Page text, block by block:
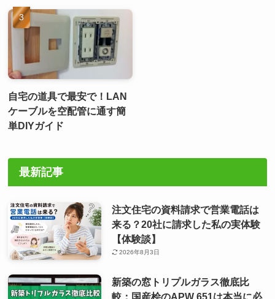
自宅の道具で最安で！LAN
ケーブルを空配管に通す簡
単DIYガイド
最新記事
注文住宅の資料請求で営業電話は
来る？20社に請求した私の実体験
【体験談】
2026年8月3日
新築の窓トリプルガラス徹底比
較：国産桧のAPW 651は本当に必